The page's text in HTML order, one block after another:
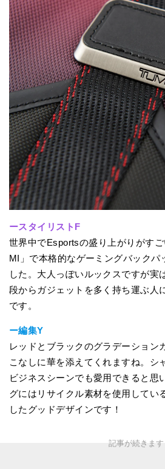
ースタイリストF
世界中でEsportsの盛り上がりがす
MI」で本格的なゲーミングバックパ
した。大人っぽいルックスですが実
段からガジェットを多く持ち運ぶ人
です。
ー編集Y
レッドとブラックのグラデーション
こなしに華を添えてくれますね。シ
ビジネスシーンでも愛用できると思
グにはリサイクル素材を使用してい
したグッドデザインです！